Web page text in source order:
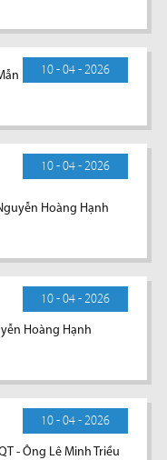
10 - 04 - 2026
10 - 04 - 2026
Hoàng Hạnh
10 - 04 - 2026
Hoàng Hạnh
10 - 04 - 2026
- Ông Lê Minh Triều